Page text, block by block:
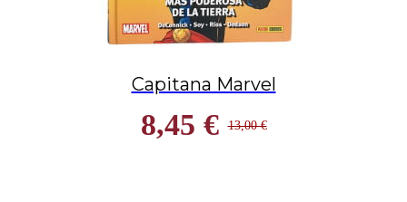
Capitana Marvel
13,00 €
8,45 €